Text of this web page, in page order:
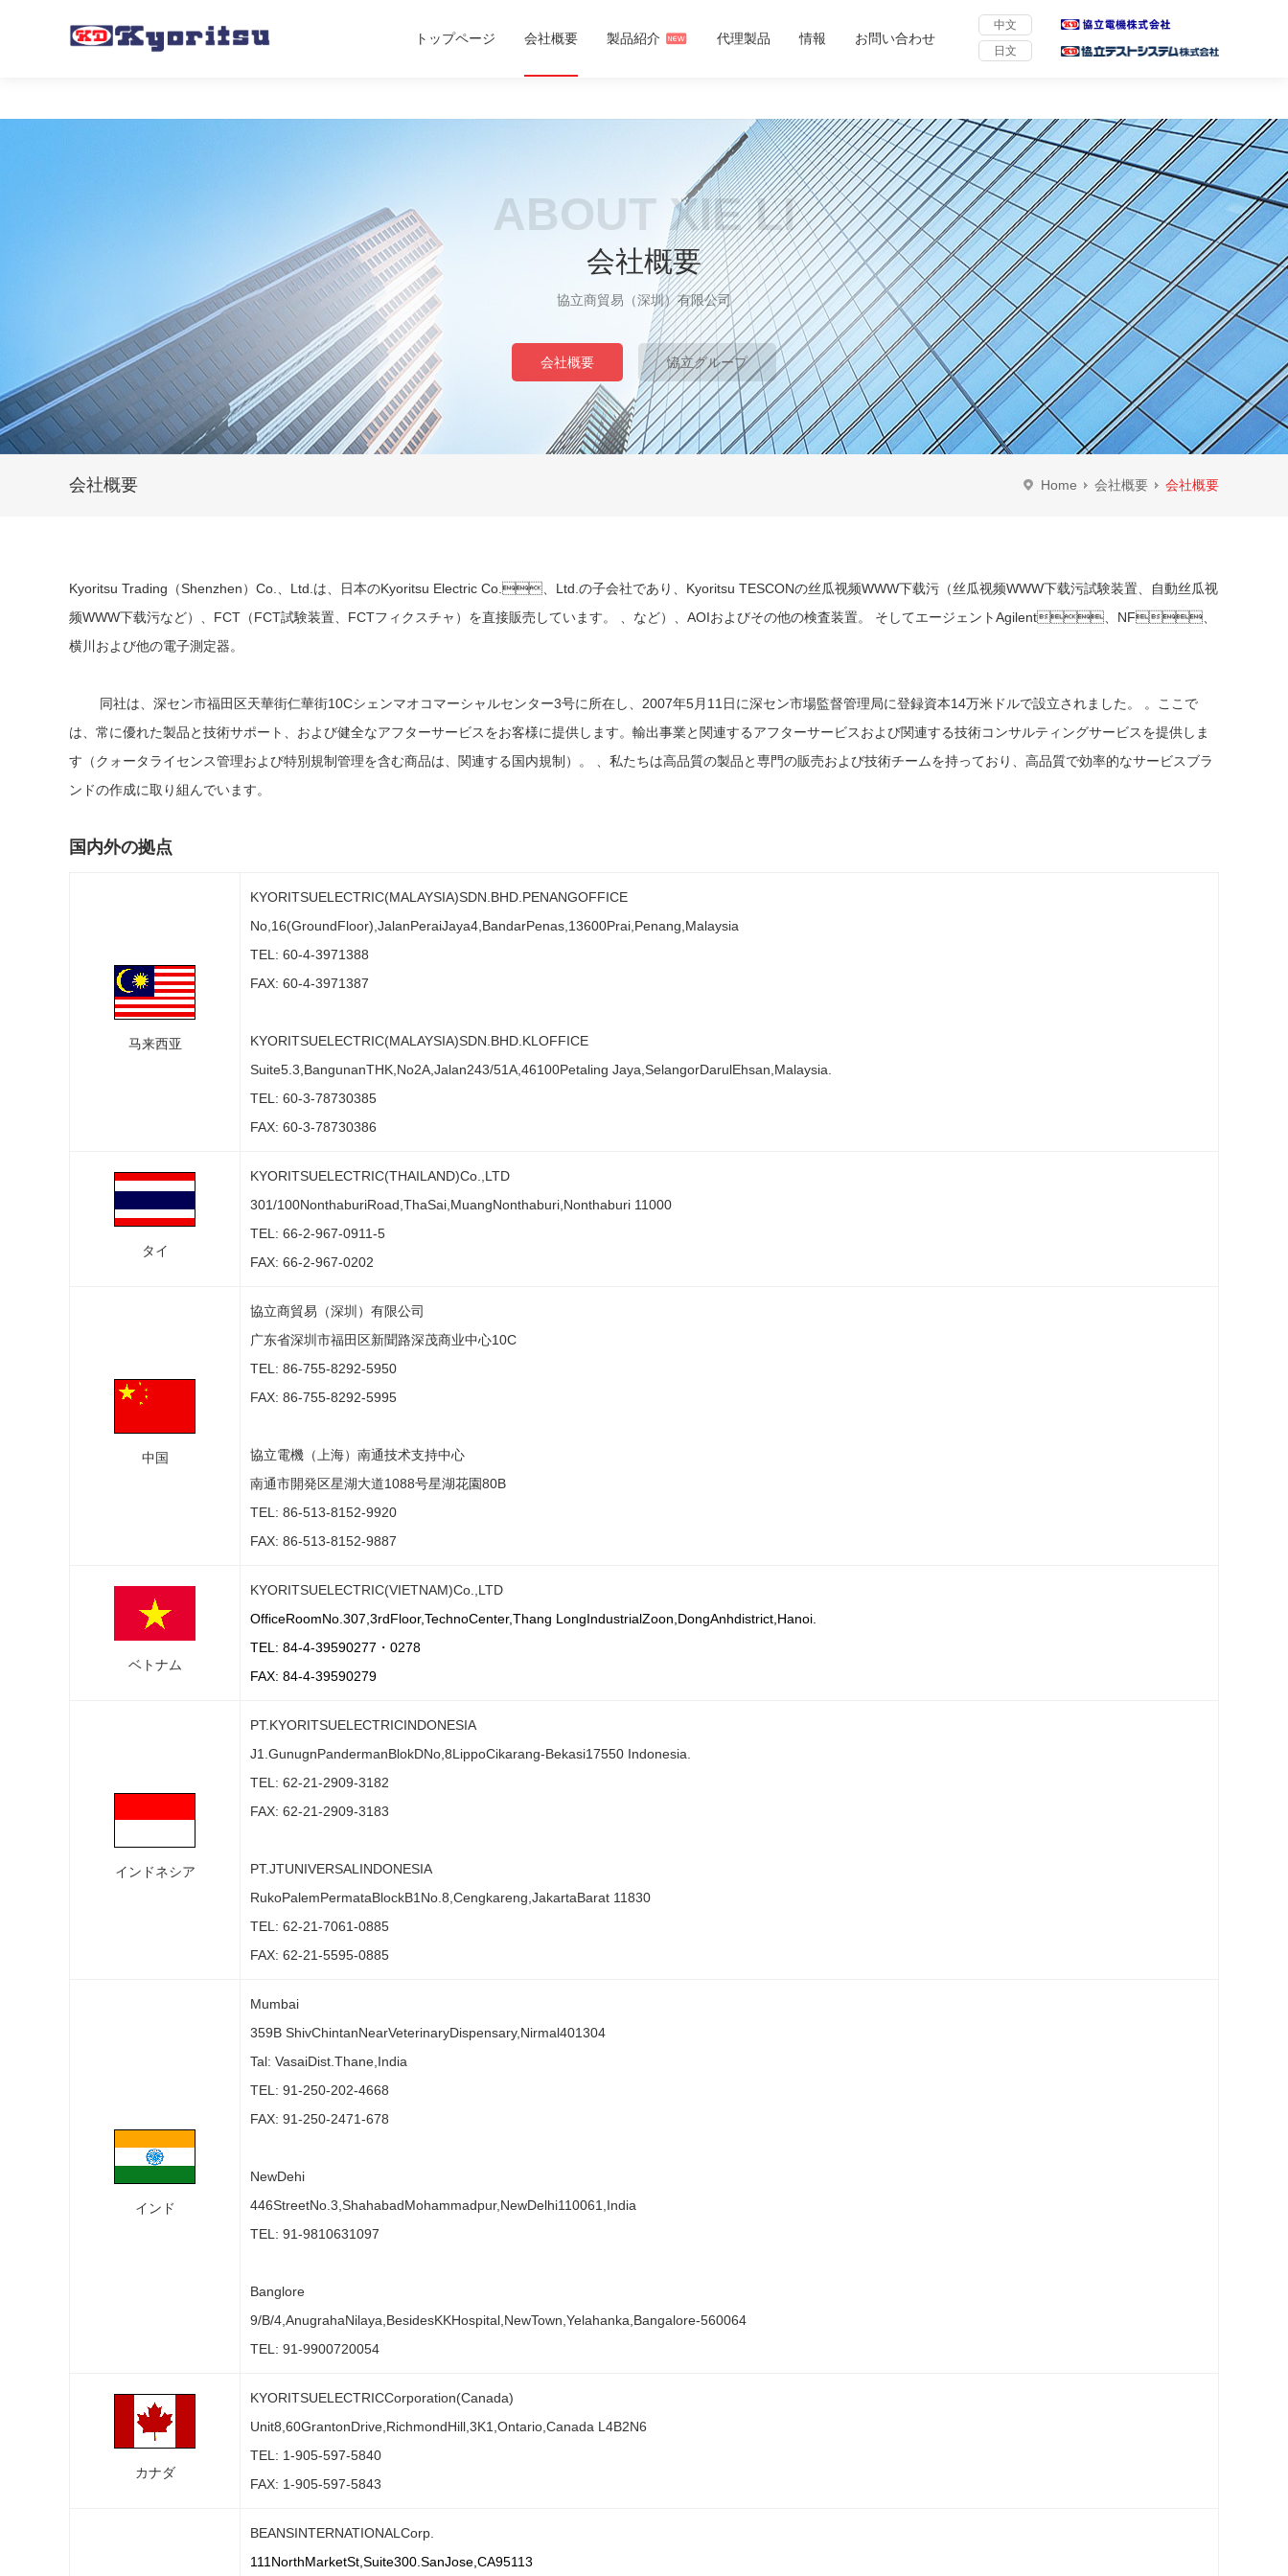
丝瓜视频黄色在线观看,丝瓜视频WWW下载污,丝瓜黄色成人版视频,丝瓜视频色版成人APP免费
中文
日文
トップページ 会社概要 製品紹介 代理製品 情報 お問い合わせ
ABOUT XIE LI
会社概要
協立商貿易（深圳）有限公司
会社概要 恊立グループ
Home 会社概要 会社概要
会社概要
Kyoritsu Trading（Shenzhen）Co.、Ltd.は、日本のKyoritsu Electric Co.、Ltd.の子会社であり、Kyoritsu TESCONの丝瓜视频WWW下载污（丝瓜视频WWW下载污試験装置、自動丝瓜视
频WWW下载污など）、FCT（FCT試験装置、FCTフィクスチャ）を直接販売しています。 、など）、AOIおよびその他の検査装置。 そしてエージェントAgilent、NF、
横川および他の電子測定器。
同社は、深セン市福田区天華街仁華街10Cシェンマオコマーシャルセンター3号に所在し、2007年5月11日に深セン市場監督管理局に登録資本14万米ドルで設立されました。 。ここで
は、常に優れた製品と技術サポート、および健全なアフターサービスをお客様に提供します。輸出事業と関連するアフターサービスおよび関連する技術コンサルティングサービスを提供しま
す（クォータライセンス管理および特別規制管理を含む商品は、関連する国内規制）。 、私たちは高品質の製品と専門の販売および技術チームを持っており、高品質で効率的なサービスブラ
ンドの作成に取り組んでいます。
国内外の拠点
马来西亚
KYORITSUELECTRIC(MALAYSIA)SDN.BHD.PENANGOFFICE
No,16(GroundFloor),JalanPeraiJaya4,BandarPenas,13600Prai,Penang,Malaysia
TEL: 60-4-3971388
FAX: 60-4-3971387
KYORITSUELECTRIC(MALAYSIA)SDN.BHD.KLOFFICE
Suite5.3,BangunanTHK,No2A,Jalan243/51A,46100Petaling Jaya,SelangorDarulEhsan,Malaysia.
TEL: 60-3-78730385
FAX: 60-3-78730386
タイ
KYORITSUELECTRIC(THAILAND)Co.,LTD
301/100NonthaburiRoad,ThaSai,MuangNonthaburi,Nonthaburi 11000
TEL: 66-2-967-0911-5
FAX: 66-2-967-0202
中国
協立商貿易（深圳）有限公司
广东省深圳市福田区新聞路深茂商业中心10C
TEL: 86-755-8292-5950
FAX: 86-755-8292-5995
協立電機（上海）南通技术支持中心
南通市開発区星湖大道1088号星湖花園80B
TEL: 86-513-8152-9920
FAX: 86-513-8152-9887
ベトナム
KYORITSUELECTRIC(VIETNAM)Co.,LTD
OfficeRoomNo.307,3rdFloor,TechnoCenter,Thang LongIndustrialZoon,DongAnhdistrict,Hanoi.
TEL: 84-4-39590277・0278
FAX: 84-4-39590279
インドネシア
PT.KYORITSUELECTRICINDONESIA
J1.GunugnPandermanBlokDNo,8LippoCikarang-Bekasi17550 Indonesia.
TEL: 62-21-2909-3182
FAX: 62-21-2909-3183
PT.JTUNIVERSALINDONESIA
RukoPalemPermataBlockB1No.8,Cengkareng,JakartaBarat 11830
TEL: 62-21-7061-0885
FAX: 62-21-5595-0885
インド
Mumbai
359B ShivChintanNearVeterinaryDispensary,Nirmal401304
Tal: VasaiDist.Thane,India
TEL: 91-250-202-4668
FAX: 91-250-2471-678
NewDehi
446StreetNo.3,ShahabadMohammadpur,NewDelhi110061,India
TEL: 91-9810631097
Banglore
9/B/4,AnugrahaNilaya,BesidesKKHospital,NewTown,Yelahanka,Bangalore-560064
TEL: 91-9900720054
カナダ
KYORITSUELECTRICCorporation(Canada)
Unit8,60GrantonDrive,RichmondHill,3K1,Ontario,Canada L4B2N6
TEL: 1-905-597-5840
FAX: 1-905-597-5843
BEANSINTERNATIONALCorp.
111NorthMarketSt,Suite300.SanJose,CA95113